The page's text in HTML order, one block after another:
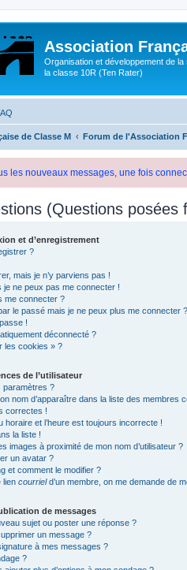
Association
Organisation et développement de
la classe 10R (Ten Rater)
de Classe M Forum de l'Association
les nouveaux messages, une fois
(Questions posées
et d’enregistrement
?
mais je n’y parviens pas !
ne peux pas me connecter !
me connecter ?
le passé mais je ne peux plus me connecter
!
déconnecté ?
les cookies » ?
de l’utilisateur
paramètres ?
nom d’apparaître dans la liste des membres
correctes !
horaire et l’heure est toujours incorrecte !
la liste !
images à proximité de mon nom d’utilisateur ?
un avatar ?
et comment le modifier ?
lien courrield’un membre, on me demande de
de messages
sujet ou poster une réponse ?
un message ?
à mes messages ?
?